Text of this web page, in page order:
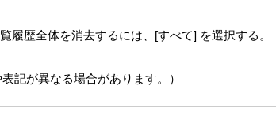
歴全体を消去するには、[すべて] を選択する。
記が異なる場合があります。）